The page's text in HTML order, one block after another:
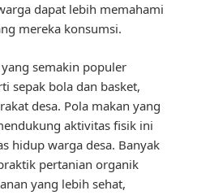
dapat lebih memahami
mereka konsumsi.
semakin populer
sepak bola dan basket,
desa. Pola makan yang
aktivitas fisik ini
hidup warga desa. Banyak
pertanian organik
yang lebih sehat,